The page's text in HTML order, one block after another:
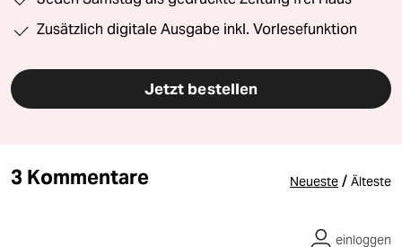
Zusätzlich digitale Ausgabe inkl. Vorlesefunktion
Jetzt bestellen
3 Kommentare Neueste / Älteste
einloggen